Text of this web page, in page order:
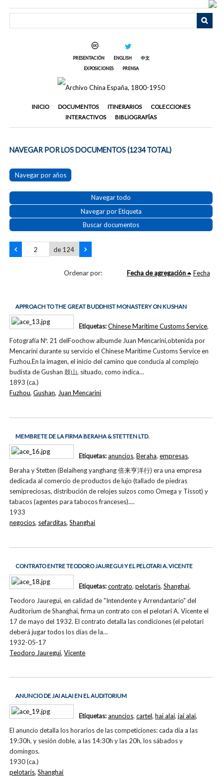
PRESENTACIÓN ENGLISH
中文
EXPOSICIONES
PRENSA
INICIO DOCUMENTOS ITINERARIOS
COLECCIONES
INTERACTIVOS
BIBLIOGRAFÍAS
NAVEGAR POR LOS DOCUMENTOS (1234 TOTAL)
Navegar por años
Navegar todo
Navegar por Etiqueta
Buscar documentos
de 124
Ordenar por: Fecha de agregación Fecha
APPROACH TO THE GREAT BUDDHIST MONASTERY ON KUSHAN
Fotografía Nº. 21 delFoochow albumde Juan Mencarini,obtenida por
Mencarini durante su servicio el Chinese Maritime Customs Service en
Fuzhou.En la imagen, el inicio del camino que conducía al complejo
budista de Gushan 鼓山, situado, como indica…
1893 (ca.)
Etiquetas:Chinese Maritime Customs Service,
Fuzhou,Gushan, Juan Mencarini
MEMBRETE DE LA FIRMA BERAHA & STETTEN LTD.
Beraha y Stetten (Belaiheng yanghang 倍来亨洋行) era una empresa
dedicada al comercio de productos de lujo (tallado de piedras
semipreciosas, distribución de relojes suizos como Omega y Tissot) y
tabacos (agentes para tabocos franceses).…
1933
Etiquetas:anuncios, Beraha, empresas,
negocios, sefarditas,Shanghai
CONTRATO ENTRE TEODORO JAUREGUI Y EL PELOTARI A. VICENTE
Teodoro Jauregui, en calidad de "Intendente y Arrendantario" del
Auditorium de Shanghai, firma un contrato con el pelotari A. Vicente el
17 de mayo del 1932. El contrato detalla las condiciones (el pelotari
deberá jugar todos los días de la…
1932-05-17
Etiquetas:contrato, pelotaris, Shanghai,
Teodoro Jauregui,Vicente
ANUNCIO DE JAI ALAI EN EL AUDITORIUM
El anuncio detalla los horarios de las competiciones: cada día a las
19:30h, y sesión doble, a las 14:30h y las 20h, los sábados y
domingos.
1930 (ca.)
Etiquetas:anuncios, cartel, hai alai, jai alai,
pelotaris,Shanghai